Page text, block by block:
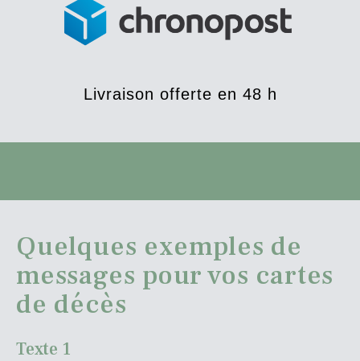
Livraison offerte en 48 h
Quelques exemples de
messages pour vos cartes
de décès
Texte 1